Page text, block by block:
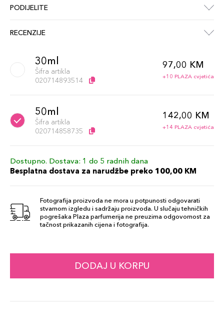
PODIJELITE
RECENZIJE
30ml
Šifra artikla
020714893514
97,00 KM
+10 PLAZA cvjetića
50ml
Šifra artikla
020714858735
142,00 KM
+14 PLAZA cvjetića
Dostupno. Dostava: 1 do 5 radnih dana
Besplatna dostava za narudžbe preko 100,00 KM
Fotografija proizvoda ne mora u potpunosti odgovarati
stvarnom izgledu i sadržaju proizvoda. U slučaju tehničkih
pogrešaka Plaza parfumerija ne preuzima odgovornost za
tačnost prikazanih cijena i fotografija.
DODAJ U KORPU